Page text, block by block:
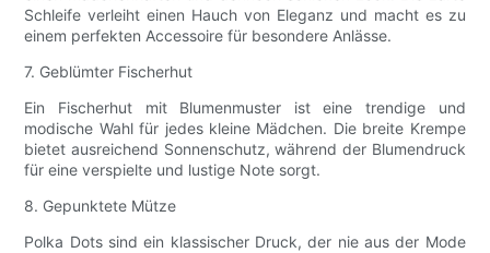
Schleife verleiht einen Hauch von Eleganz und macht es zu
einem perfekten Accessoire für besondere Anlässe.
7. Geblümter Fischerhut
Ein Fischerhut mit Blumenmuster ist eine trendige und
modische Wahl für jedes kleine Mädchen. Die breite Krempe
bietet ausreichend Sonnenschutz, während der Blumendruck
für eine verspielte und lustige Note sorgt.
8. Gepunktete Mütze
Polka Dots sind ein klassischer Druck, der nie aus der Mode